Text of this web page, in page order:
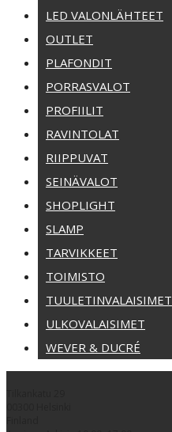
LED VALONLÄHTEET
OUTLET
PLAFONDIT
PORRASVALOT
PROFIILIT
RAVINTOLAT
RIIPPUVAT
SEINÄVALOT
SHOPLIGHT
SLAMP
TARVIKKEET
TOIMISTO
TUULETINVALAISIMET
ULKOVALAISIMET
WEVER & DUCRÉ